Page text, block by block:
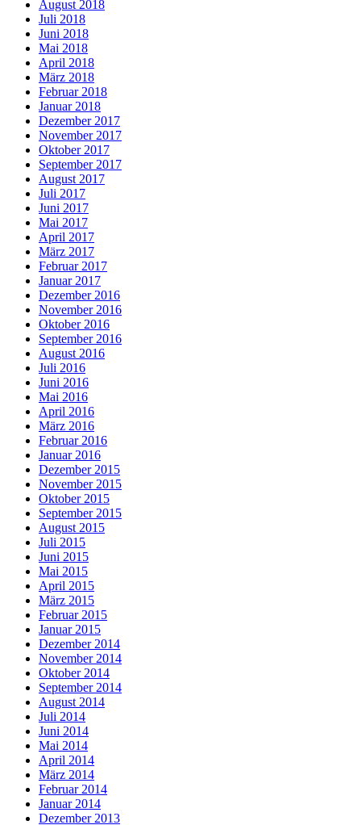
August 2018
Juli 2018
Juni 2018
Mai 2018
April 2018
März 2018
Februar 2018
Januar 2018
Dezember 2017
November 2017
Oktober 2017
September 2017
August 2017
Juli 2017
Juni 2017
Mai 2017
April 2017
März 2017
Februar 2017
Januar 2017
Dezember 2016
November 2016
Oktober 2016
September 2016
August 2016
Juli 2016
Juni 2016
Mai 2016
April 2016
März 2016
Februar 2016
Januar 2016
Dezember 2015
November 2015
Oktober 2015
September 2015
August 2015
Juli 2015
Juni 2015
Mai 2015
April 2015
März 2015
Februar 2015
Januar 2015
Dezember 2014
November 2014
Oktober 2014
September 2014
August 2014
Juli 2014
Juni 2014
Mai 2014
April 2014
März 2014
Februar 2014
Januar 2014
Dezember 2013